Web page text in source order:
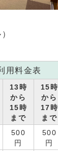
用料金表
13時
から
15時
まで
15時
から
17時
まで
500
円
500
円